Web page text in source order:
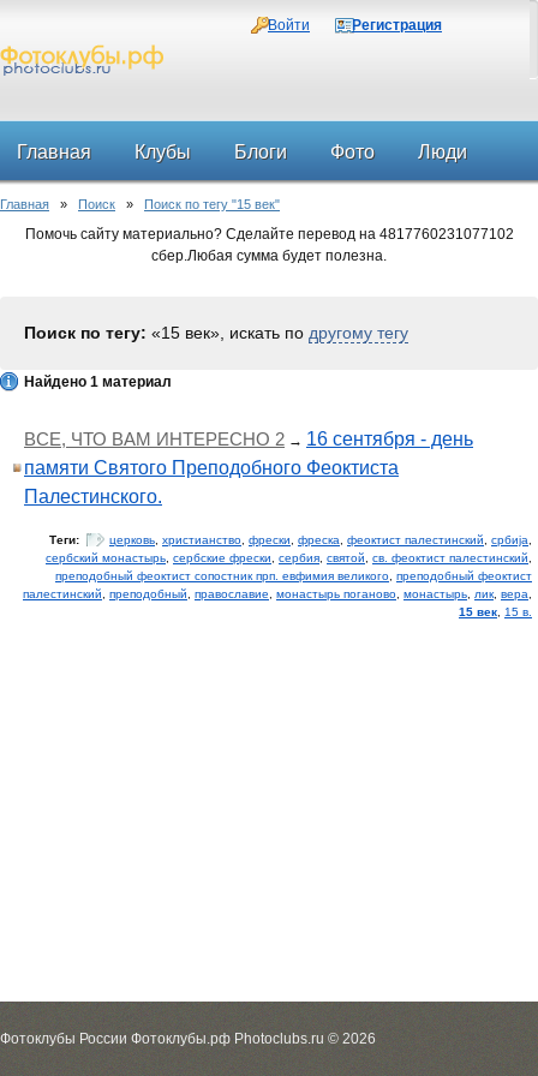
Войти Регистрация
Главная Клубы Блоги Фото Люди
Форум
Главная » Поиск » Поиск по тегу "15 век"
Помочь сайту материально? Сделайте перевод на 4817760231077102
сбер.Любая сумма будет полезна.
Поиск по тегу: «15 век», искать по другому тегу
Найдено 1 материал
ВСЕ, ЧТО ВАМ ИНТЕРЕСНО 2 → 16 сентября - день
памяти Святого Преподобного Феоктиста
Палестинского.
Теги: церковь христианство фрески фреска феоктист палестинский србиjа
сербский монастырь сербские фрески сербия святой св. феоктист палестинский
преподобный феоктист сопостник прп. евфимия великого преподобный феоктист
палестинский
преподобный православие монастырь поганово монастырь лик вера
15 век
15 в.
Фотоклубы России Фотоклубы.рф Photoclubs.ru © 2026